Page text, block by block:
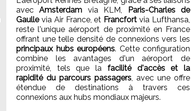
avecAmsterdam via KLM,
Paris-Charles de
Gaullevia Air France, et Francfortvia Lufthansa,
reste l'unique aéroport de proximité en France
offrant une telle densité de connexions vers les
principaux hubs européens. Cette configuration
combine les avantages d'un aéroport de
proximité, tels que la facilité d'accès et la
rapidité du parcours passagers, avec une offre
étendue de destinations à travers ces
connexions aux hubs mondiaux majeurs.